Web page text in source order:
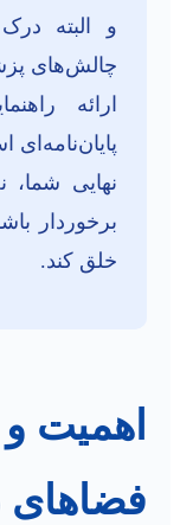
و البته
چالش‌های
ارائه
نهایی شما،
برخوردار
خلق کند.
اهمیت
فضاهای